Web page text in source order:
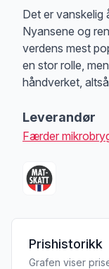
Det er vanskelig
Nyansene og
verdens mest
en stor rolle,
håndverket,
Leverandør
Færder
Prishistorikk
Grafen viser